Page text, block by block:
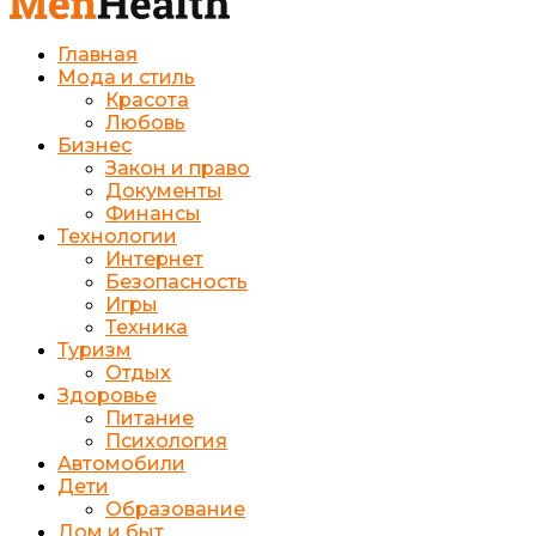
Главная
Мода и стиль
Красота
Любовь
Бизнес
Закон и право
Документы
Финансы
Технологии
Интернет
Безопасность
Игры
Техника
Туризм
Отдых
Здоровье
Питание
Психология
Автомобили
Дети
Образование